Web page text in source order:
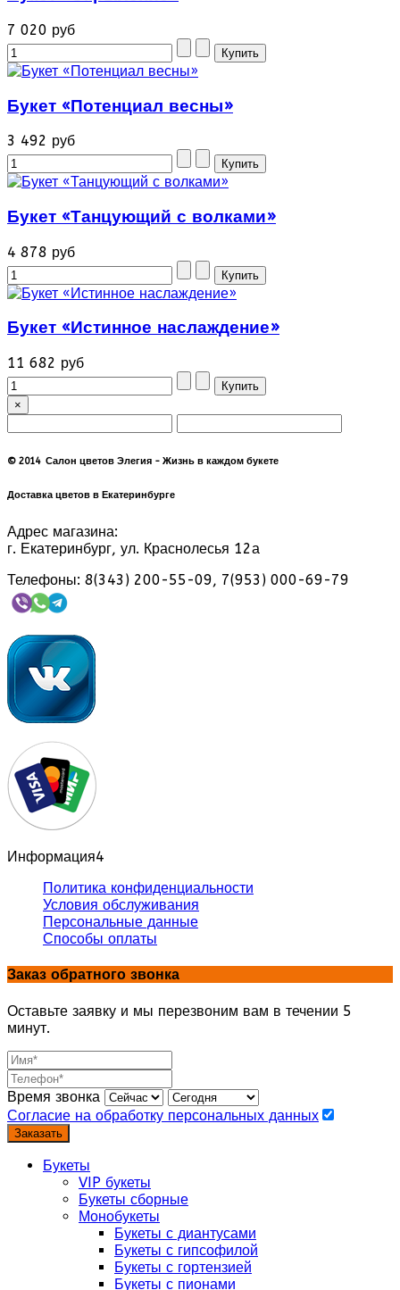
7 020 руб
Букет «Потенциал весны»
3 492 руб
Букет «Танцующий с волками»
4 878 руб
Букет «Истинное наслаждение»
11 682 руб
×
© 2014 Салон цветов Элегия - Жизнь в каждом букете
Доставка цветов в Екатеринбурге
Адрес магазина:
г. Екатеринбург, ул. Краснолесья 12а
Телефоны: 8(343) 200-55-09, 7(953) 000-69-79
Информация4
Политика конфиденциальности
Условия обслуживания
Персональные данные
Способы оплаты
Заказ обратного звонка
Оставьте заявку и мы перезвоним вам в течении 5
минут.
Время звонка
Согласие на обработку персональных данных
Заказать
Букеты
VIP букеты
Букеты сборные
Монобукеты
Букеты с диантусами
Букеты с гипсофилой
Букеты с гортензией
Букеты с пионами